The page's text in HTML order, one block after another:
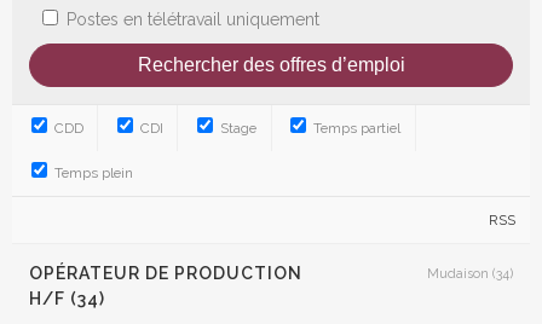
Postes en télétravail uniquement
CDD CDI Stage Temps partiel
Temps plein
RSS
OPÉRATEUR DE PRODUCTION
H/F (34)
Mudaison (34)